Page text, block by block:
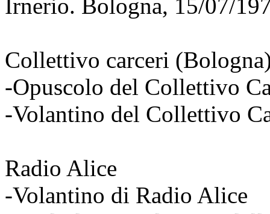
Irnerio. Bologna, 15/07/
Collettivo carceri
-Opuscolo del Collettivo
-Volantino del Collettivo
Radio Alice
-Volantino di Radio Alice